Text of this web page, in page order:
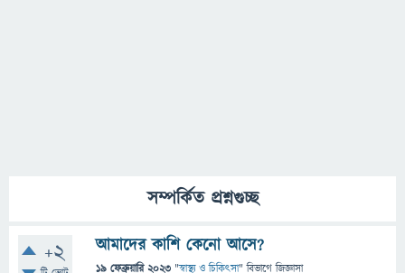
সম্পর্কিত প্রশ্নগুচ্ছ
+2 আমাদের কাশি কেনো আসে?
19 ফেব্রুয়ারি 2023 "স্বাস্থ্য ও চিকিৎসা" বিভাগে জিজ্ঞাসা